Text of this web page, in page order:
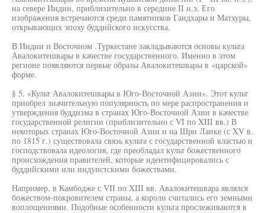
на севере Индии, приблизительно в середине II н.э. Его
изображения встречаются среди памятников Гандхары и Матхуры,
открывающих эпоху буддийского искусства.
В Индии и Восточном .Туркестане закладываются основы культа
Авалокитешвары в качестве государственного. Именно в этом
регионе появляются первые образы Авалокитешвары в «царской»
форме.
§ 5. «Культ Авалокитешвары в Юго-Восточной Азии». Этот культ
приобрел значительную популярность по мере распространения и
утверждения буддизма в странах Юго-Восточной Азии в качестве
государственной религии (приблизительно с VI по XIII вв.) В
некоторых странах Юго-Восточной Азии и на Шри Ланке (с XV в.
по 1815 г.) существовала связь культа с государственной властью и
господствовала идеология, где преобладал культ божественного
происхождения правителей, которые идентифицировались с
буддийскими или индуистскими божествами.
Например, в Камбодже с VII по XIII вв. Авалокитешвара являлся
божеством-покровителем страны, а короли считались его земными
воплощениями. Подобные особенности культа прослеживаются в